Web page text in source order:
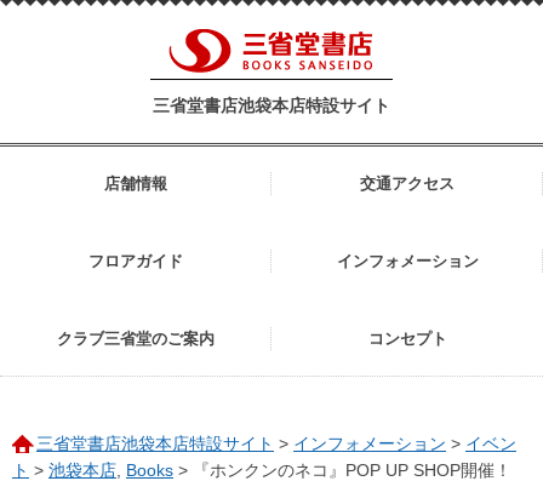
三省堂書店池袋本店特設サイト
店舗情報 交通アクセス
フロアガイド インフォメーション
クラブ三省堂のご案内 コンセプト
三省堂書店池袋本店特設サイト > インフォメーション > イベン
ト > 池袋本店 Books > 『ホンクンのネコ』POP UP SHOP開催！